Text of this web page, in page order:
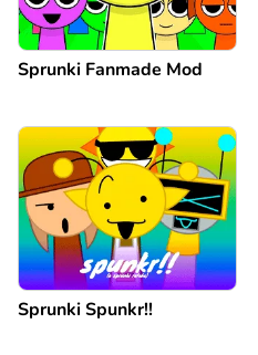
Sprunki Fanmade Mod
Sprunki Spunkr!!